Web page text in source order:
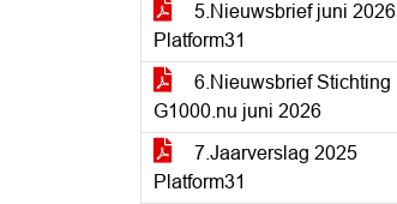
5.Nieuwsbrief juni 2026
Platform31
6.Nieuwsbrief Stichting
G1000.nu juni 2026
7.Jaarverslag 2025
Platform31